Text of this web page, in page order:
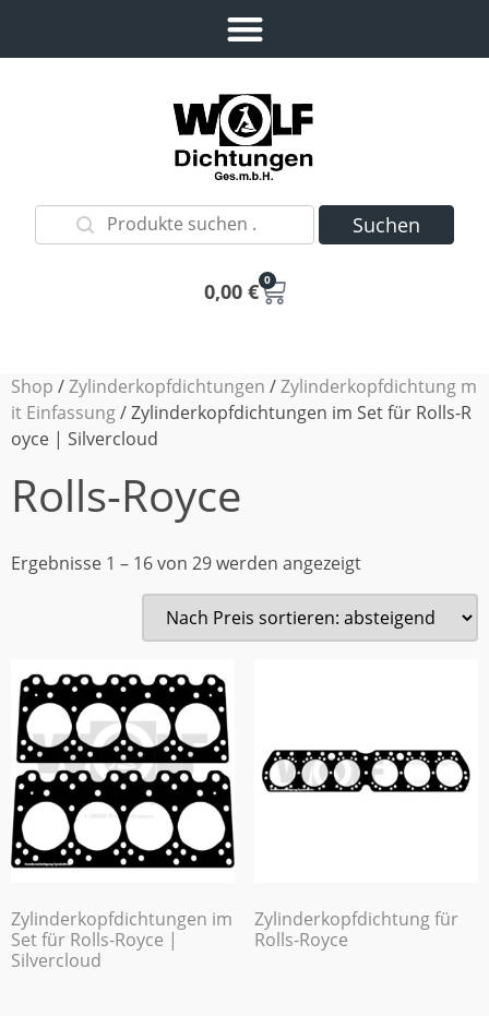
Suchen
0,00 € 0
Shop /Zylinderkopfdichtungen /Zylinderkopfdichtung m
it Einfassung/ Zylinderkopfdichtungen im Set für Rolls-R
oyce | Silvercloud
Rolls-Royce
Ergebnisse 1 – 16 von 29 werden angezeigt
Zylinderkopfdichtungen im
Set für Rolls-Royce |
Silvercloud
Zylinderkopfdichtung für
Rolls-Royce